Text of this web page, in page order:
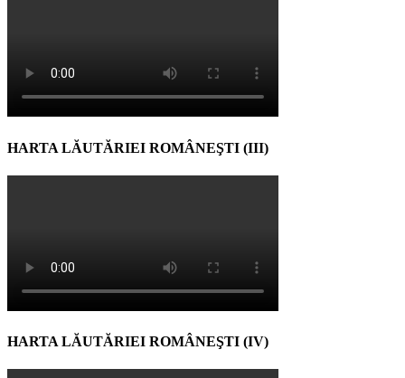
HARTA LĂUTĂRIEI ROMÂNEŞTI (III)
HARTA LĂUTĂRIEI ROMÂNEŞTI (IV)